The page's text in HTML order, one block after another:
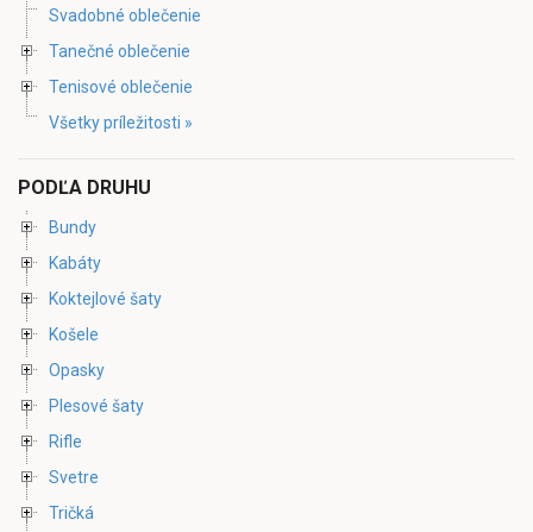
Svadobné oblečenie
Tanečné oblečenie
Tenisové oblečenie
Všetky príležitosti »
PODĽA DRUHU
Bundy
Kabáty
Koktejlové šaty
Košele
Opasky
Plesové šaty
Rifle
Svetre
Tričká